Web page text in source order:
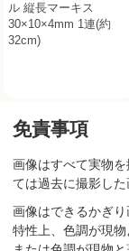
ル 縦長マーキス
30×10×4mm 1連(約
32cm)
免責事項
画像はすべて実物
ては過去に撮影した
画像はできるかぎ
特性上、色調が現物